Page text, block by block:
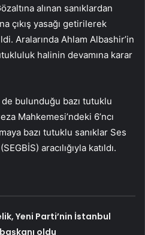
alınan sanıklardan
çıkış yasağı getirilerek
Aralarında Ahlam Albashir’in
halinin devamına karar
de bulunduğu bazı tutuklu
Mahkemesi’ndeki 6’ncı
bazı tutuklu sanıklar Ses
aracılığıyla katıldı.
Yeni Parti’nin İstanbul
oldu